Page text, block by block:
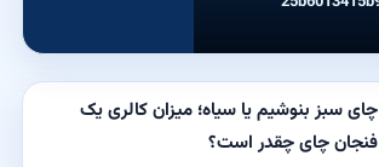
چای سبز بنوشیم یا سیاه؛ میزان کالری یک
فنجان چای چقدر است؟